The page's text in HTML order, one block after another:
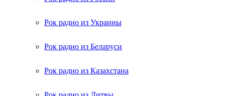
Рок радио из Украины
Рок радио из Беларуси
Рок радио из Казахстана